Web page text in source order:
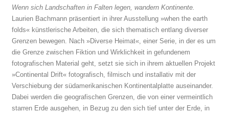
Wenn sich Landschaften in Falten legen, wandern Kontinente.
Laurien Bachmann präsentiert in ihrer Ausstellung »when the earth
folds« künstlerische Arbeiten, die sich thematisch entlang diverser
Grenzen bewegen. Nach »Diverse Heimat«, einer Serie, in der es um
die Grenze zwischen Fiktion und Wirklichkeit in gefundenem
fotografischen Material geht, setzt sie sich in ihrem aktuellen Projekt
»Continental Drift« fotografisch, filmisch und installativ mit der
Verschiebung der südamerikanischen Kontinentalplatte auseinander.
Dabei werden die geografischen Grenzen, die von einer vermeintlich
starren Erde ausgehen, in Bezug zu den sich tief unter der Erde, in